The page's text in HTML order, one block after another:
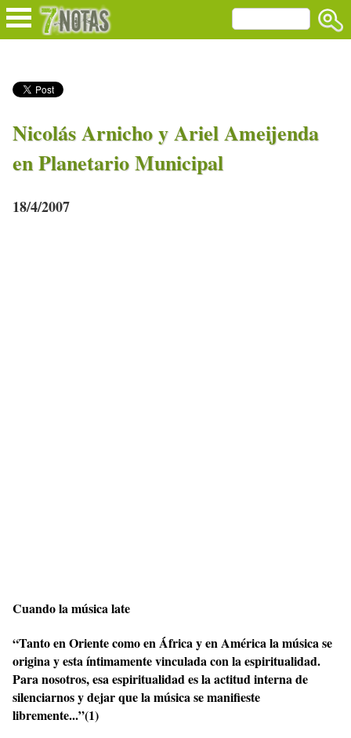
Nicolás Arnicho y Ariel Ameijenda
en Planetario Municipal
18/4/2007
Cuando la música late
“Tanto en Oriente como en África y en América la música se
origina y esta íntimamente vinculada con la espiritualidad.
Para nosotros, esa espiritualidad es la actitud interna de
silenciarnos y dejar que la música se manifieste
libremente...”(1)